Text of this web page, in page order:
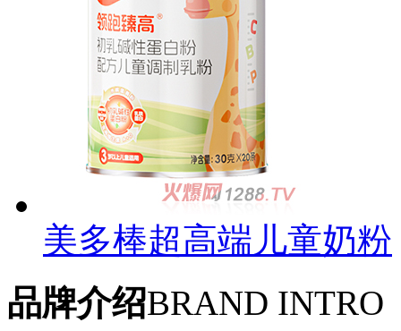
美多棒超高端儿童奶粉
品牌介绍BRAND INTRO